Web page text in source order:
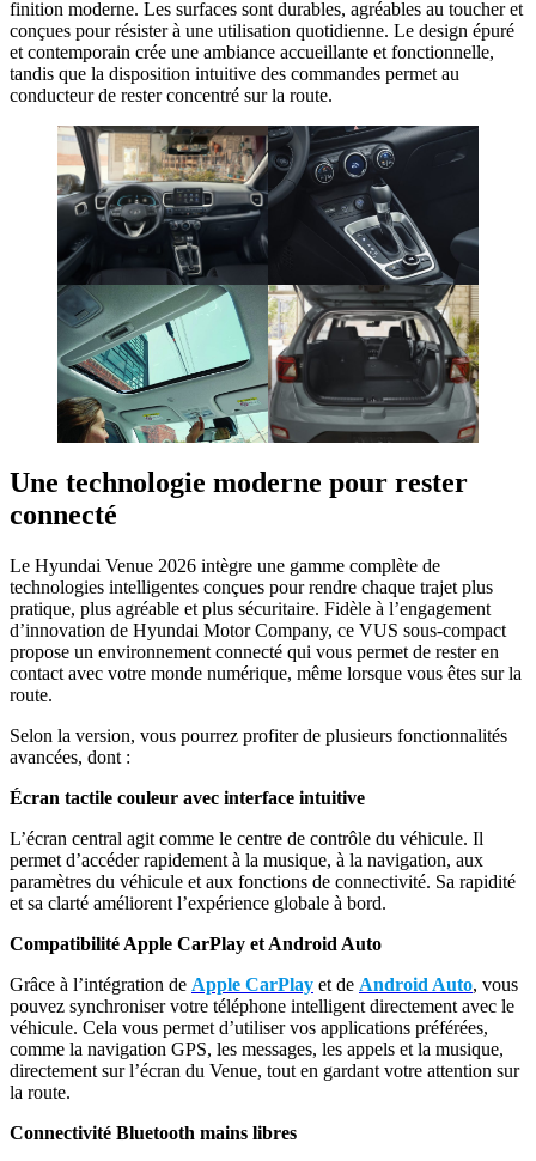
finition moderne. Les surfaces sont durables, agréables au toucher et
conçues pour résister à une utilisation quotidienne. Le design épuré
et contemporain crée une ambiance accueillante et fonctionnelle,
tandis que la disposition intuitive des commandes permet au
conducteur de rester concentré sur la route.
Une technologie moderne pour rester
connecté
Le Hyundai Venue 2026 intègre une gamme complète de
technologies intelligentes conçues pour rendre chaque trajet plus
pratique, plus agréable et plus sécuritaire. Fidèle à l’engagement
d’innovation de Hyundai Motor Company, ce VUS sous-compact
propose un environnement connecté qui vous permet de rester en
contact avec votre monde numérique, même lorsque vous êtes sur la
route.
Selon la version, vous pourrez profiter de plusieurs fonctionnalités
avancées, dont :
Écran tactile couleur avec interface intuitive
L’écran central agit comme le centre de contrôle du véhicule. Il
permet d’accéder rapidement à la musique, à la navigation, aux
paramètres du véhicule et aux fonctions de connectivité. Sa rapidité
et sa clarté améliorent l’expérience globale à bord.
Compatibilité Apple CarPlay et Android Auto
Grâce à l’intégration de Apple CarPlay et de Android Auto, vous
pouvez synchroniser votre téléphone intelligent directement avec le
véhicule. Cela vous permet d’utiliser vos applications préférées,
comme la navigation GPS, les messages, les appels et la musique,
directement sur l’écran du Venue, tout en gardant votre attention sur
la route.
Connectivité Bluetooth mains libres